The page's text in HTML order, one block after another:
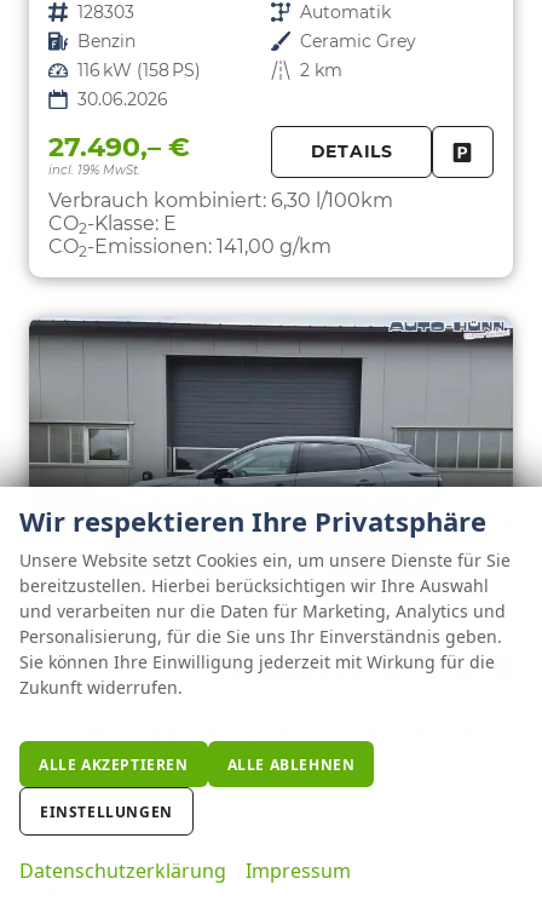
Fahrzeugnr. 128303 Getriebe Automatik
Kraftstoff Benzin Außenfarbe Ceramic Grey
Leistung 116 kW (158 PS) Kilometerstand 2 km
30.06.2026
27.490,– €
incl. 19% MwSt.
DETAILS
Verbrauch kombiniert: 6,30 l/100km
CO2-Klasse: E
CO2-Emissionen: 141,00 g/km
ab 280,– € mtl.
Nissan Qashqai
unverbindliche Lieferzeit: 14 Tage Fahrzeug mit Tageszulassung
Fahrzeugnr. 128304
Kraftstoff Benzin
Leistung 116 kW (158 PS) Kilometerstand 2 km
Wir respektieren Ihre Privatsphäre
Unsere Website setzt Cookies ein, um unsere Dienste für Sie
bereitzustellen. Hierbei berücksichtigen wir Ihre Auswahl
und verarbeiten nur die Daten für Marketing, Analytics und
Personalisierung, für die Sie uns Ihr Einverständnis geben.
Sie können Ihre Einwilligung jederzeit mit Wirkung für die
Zukunft widerrufen.
ALLE AKZEPTIEREN ALLE ABLEHNEN
EINSTELLUNGEN
Datenschutzerklärung Impressum